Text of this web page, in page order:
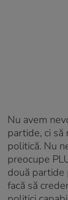
Nu avem
partide, ci să
politică. Nu
preocupe
două partide
facă să